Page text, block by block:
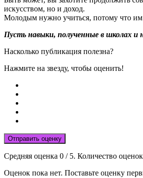
искусством, но и доход.
Молодым нужно учиться, потому что им
Пусть навыки, полученные в школах
Насколько публикация полезна?
Нажмите на звезду, чтобы оценить!
Отправить оценку
Средняя оценка 0 / 5. Количество
Оценок пока нет. Поставьте оценку